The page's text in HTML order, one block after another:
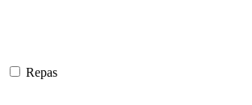
Repas